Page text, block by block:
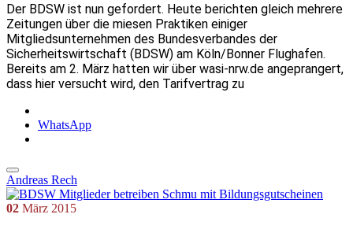
Der BDSW ist nun gefordert. Heute berichten gleich mehrere
Zeitungen über die miesen Praktiken einiger
Mitgliedsunternehmen des Bundesverbandes der
Sicherheitswirtschaft (BDSW) am Köln/Bonner Flughafen.
Bereits am 2. März hatten wir über wasi-nrw.de angeprangert,
dass hier versucht wird, den Tarifvertrag zu
WhatsApp
Andreas Rech
02 März 2015